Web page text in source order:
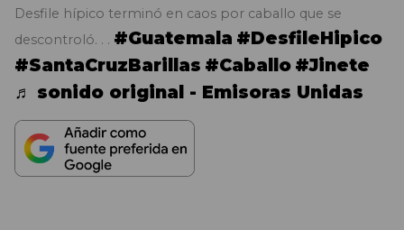
Desfile hípico terminó en caos por caballo que se
descontroló. . . #Guatemala #DesfileHipico
#SantaCruzBarillas #Caballo #Jinete
♬ sonido original - Emisoras Unidas